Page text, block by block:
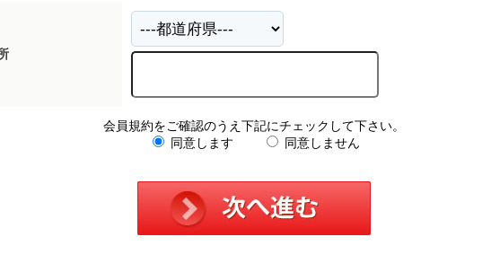
会員規約をご確認のうえ下記にチェックして下さい。
同意します
同意しません